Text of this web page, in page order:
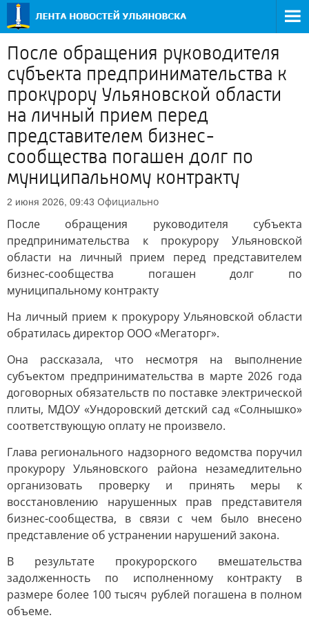
После обращения руководителя
субъекта предпринимательства к
прокурору Ульяновской области
на личный прием перед
представителем бизнес-
сообщества погашен долг по
муниципальному контракту
2 июня 2026, 09:43 Официально
После обращения руководителя субъекта
предпринимательства к прокурору Ульяновской
области на личный прием перед представителем
бизнес-сообщества погашен долг по
муниципальному контракту
На личный прием к прокурору Ульяновской области
обратилась директор ООО «Мегаторг».
Она рассказала, что несмотря на выполнение
субъектом предпринимательства в марте 2026 года
договорных обязательств по поставке электрической
плиты, МДОУ «Ундоровский детский сад «Солнышко»
соответствующую оплату не произвело.
Глава регионального надзорного ведомства поручил
прокурору Ульяновского района незамедлительно
организовать проверку и принять меры к
восстановлению нарушенных прав представителя
бизнес-сообщества, в связи с чем было внесено
представление об устранении нарушений закона.
В результате прокурорского вмешательства
задолженность по исполненному контракту в
размере более 100 тысяч рублей погашена в полном
объеме.